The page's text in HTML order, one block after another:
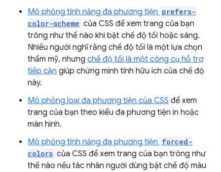
Mô phỏng tính năng đa phương tiện prefers-
color-scheme của CSS để xem trang của bạn
trông như thế nào khi bật chế độ tối hoặc sáng.
Nhiều người nghĩ rằng chế độ tối là một lựa chọn
thẩm mỹ, nhưng chế độ tối là một công cụ hỗ trợ
tiếp cận giúp chứng minh tính hữu ích của chế độ
này.
Mô phỏng loại đa phương tiện của CSS để xem
trang của bạn theo kiểu đa phương tiện in hoặc
màn hình.
Mô phỏng tính năng đa phương tiện forced-
colors của CSS để xem trang của bạn trông như
thế nào nếu tác nhân người dùng bật chế độ màu